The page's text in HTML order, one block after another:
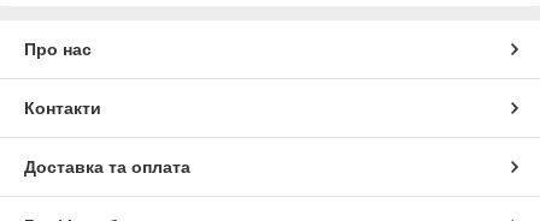
Про нас
Контакти
Доставка та оплата